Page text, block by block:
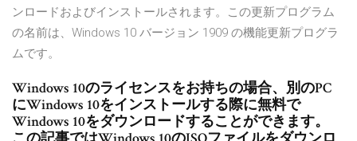
ンロードおよびインストールされます。この更新プログラム
の名前は、Windows 10 バージョン 1909 の機能更新プログラ
ムです。
Windows 10のライセンスをお持ちの場合、別のPC
にWindows 10をインストールする際に無料で
Windows 10をダウンロードすることができます。